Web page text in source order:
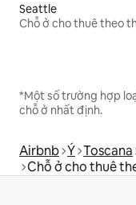
Seattle
Chỗ ở cho thuê theo
*Một số trường hợp
chỗ ở nhất định.
Airbnb Ý Toscana
Chỗ ở cho thuê